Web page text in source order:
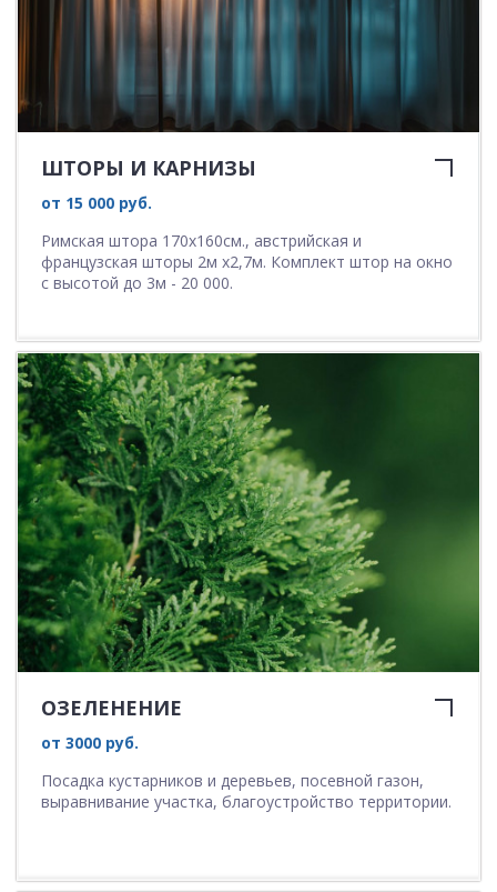
ШТОРЫ И КАРНИЗЫ
от 15 000 руб.
Римская штора 170х160см., австрийская и
французская шторы 2м х2,7м. Комплект штор на окно
с высотой до 3м - 20 000.
ОЗЕЛЕНЕНИЕ
от 3000 руб.
Посадка кустарников и деревьев, посевной газон,
выравнивание участка, благоустройство территории.